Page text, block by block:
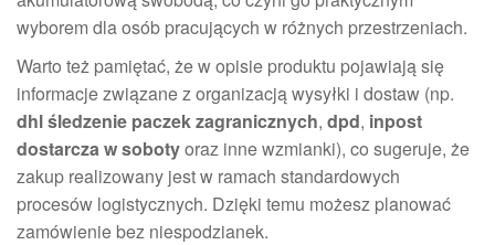
wyborem dla osób pracujących w różnych przestrzeniach.
Warto też pamiętać, że w opisie produktu pojawiają się
informacje związane z organizacją wysyłki i dostaw (np.
dhl śledzenie paczek zagranicznych, dpd, inpost
dostarcza w sobotyoraz inne wzmianki), co sugeruje, że
zakup realizowany jest w ramach standardowych
procesów logistycznych. Dzięki temu możesz planować
zamówienie bez niespodzianek.